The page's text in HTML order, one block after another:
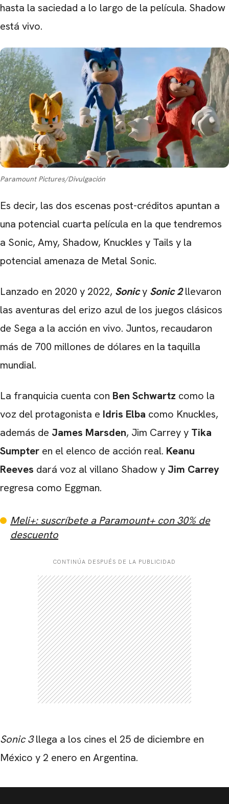
hasta la saciedad a lo largo de la película. Shadow
está vivo.
Paramount Pictures/Divulgación
Es decir, las dos escenas post-créditos apuntan a
una potencial cuarta película en la que tendremos
a Sonic, Amy, Shadow, Knuckles y Tails y la
potencial amenaza de Metal Sonic.
Lanzado en 2020 y 2022, Sonicy Sonic 2llevaron
las aventuras del erizo azul de los juegos clásicos
de Sega a la acción en vivo. Juntos, recaudaron
más de 700 millones de dólares en la taquilla
mundial.
La franquicia cuenta con Ben Schwartz como la
voz del protagonista e Idris Elba como Knuckles,
además de James Marsden, Jim Carrey y Tika
Sumpter en el elenco de acción real. Keanu
Reeves dará voz al villano Shadow y Jim Carrey
regresa como Eggman.
Meli+: suscríbete a Paramount+ con 30% de
descuento
CONTINÚA DESPUÉS DE LA PUBLICIDAD
Sonic 3llega a los cines el 25 de diciembre en
México y 2 enero en Argentina.